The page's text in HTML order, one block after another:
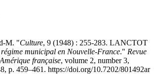
M. "Culture, 9 (1948) : 255-283. LANCTOT
régime municipal en Nouvelle-France." Revue
française, volume 2, number 3,
p. 459–461. https://doi.org/10.7202/801492ar